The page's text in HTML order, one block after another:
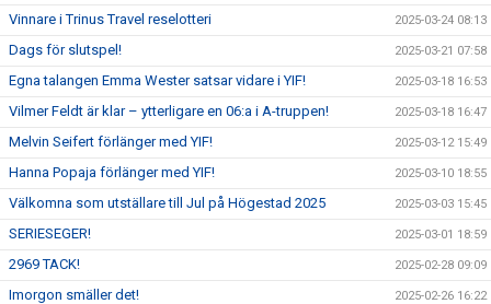
Vinnare i Trinus Travel reselotteri 2025-03-24 08:13
Dags för slutspel! 2025-03-21 07:58
Egna talangen Emma Wester satsar vidare i YIF! 2025-03-18 16:53
Vilmer Feldt är klar – ytterligare en 06:a i A-truppen! 2025-03-18 16:47
Melvin Seifert förlänger med YIF! 2025-03-12 15:49
Hanna Popaja förlänger med YIF! 2025-03-10 18:55
Välkomna som utställare till Jul på Högestad 2025 2025-03-03 15:45
SERIESEGER! 2025-03-01 18:59
2969 TACK! 2025-02-28 09:09
Imorgon smäller det! 2025-02-26 16:22